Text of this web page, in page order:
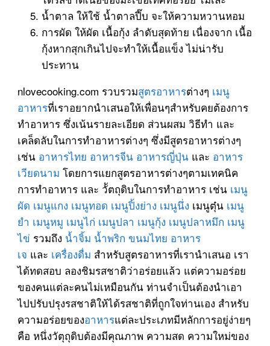
น้ำตาล ให้ใช้ น้ำตาลปี๊บ จะให้ความหวานหอม
การผัด ให้ผัด เนื้อกุ้ง ลำดับสุดท้าย เนื่องจาก เนื้อ
กุ้งหากสุกเกินไปจะทำให้เนื้อแข็ง ไม่น่ารับ
ประทาน
nlovecooking.com รวบรวมสูตรอาหารต่างๆ เมนู
อาหารที่เราอยากนำเสนอให้เพื่อนๆสำหรับคยต้องการ
ทำอาหาร ซึ่งเน้นรายละเอียด ส่วนผสม วิธีทำ และ
เคล็ดลับในการทำอาหารต่างๆ ซึ่งมีสูตรอาหารต่างๆ
เช่น อาหารไทย อาหารจีน อาหารญี่ปุ่นและ อาหาร
เวียดนาม โดยการแยกสูตรอาหารต่างๆตามเทคนิค
การทำอาหาร และ วััตถุดิบในการทำอาหาร เช่น เมนู
ผัด เมนูแกง เมนูทอด เมนูปิ้งย่าง เมนูนึ่ง เมนูตุ๋น เมนู
ยำ เมนูหมู เมนูไก่ เมนูปลา เมนูกุ้ง เมนูปลาหมึก เมนู
ไข่ รวมถึง น้ำจิ้ม น้ำพริก ขนมไทย อาหาร
เจ และ เครื่องดื่ม สำหรับสูตรอาหารที่เรานำเสนอ เรา
ได้ทดสอบ ลองชิมรสชาติว่าอร่อยแล้ว แต่ความอร่อย
ของคนแต่ละคนไม่เหมือนกัน ท่านจำเป็นต้องนำเอา
ไปปรับปรุงรสชาติให้ได้รสชาติที่ถูกใจท่านเอง สำหรับ
ความอร่อยของอาหารแต่ละประเภทมีหลักการอยู่ง่ายๆ
คือ หนึ่งวัตุถุดิบต้องมีคุณภาพ ความสด ความใหม่ของ